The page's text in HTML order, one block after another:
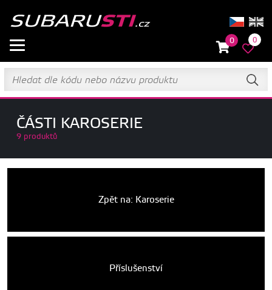
0 0
ČÁSTI KAROSERIE
9 produktů
Zpět na: Karoserie
Příslušenství